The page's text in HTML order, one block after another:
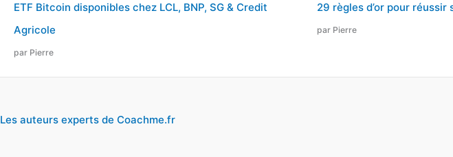
ETF Bitcoin disponibles chez LCL, BNP, SG & Credit
Agricole
par Pierre
29 règles d’or pour réussir
par Pierre
Les auteurs experts de Coachme.fr